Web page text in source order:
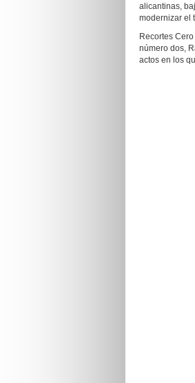
alicantinas,
modernizar el
Recortes
número dos,
actos en los